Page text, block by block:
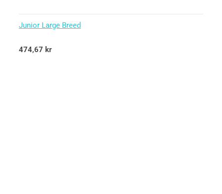
Junior Large Breed
Betygsatt
5.00
474,67 kr